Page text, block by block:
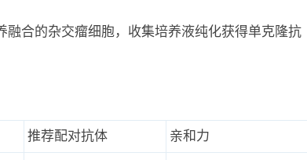
融合的杂交瘤细胞，收集培养液纯化获得单克隆抗
推荐配对抗体 亲和力